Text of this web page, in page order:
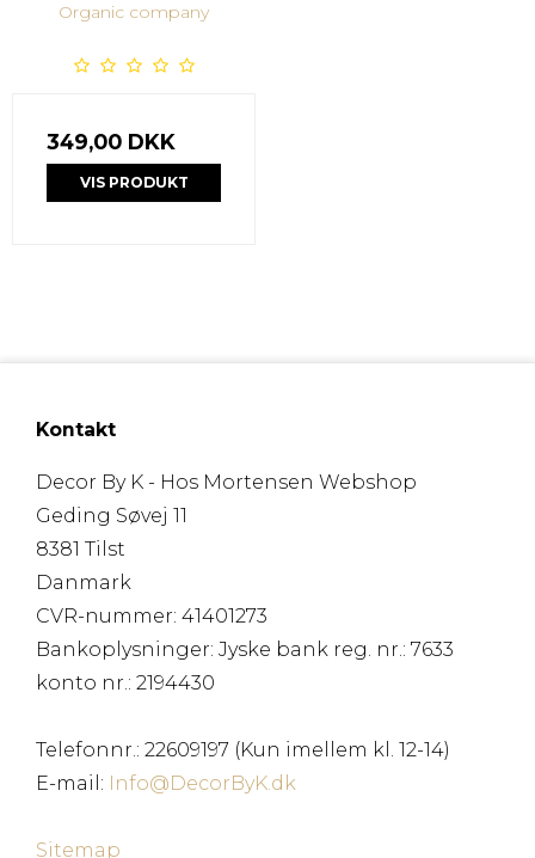
Organic company
349,00 DKK
VIS PRODUKT
Kontakt
Decor By K - Hos Mortensen Webshop
Geding Søvej 11
8381 Tilst
Danmark
CVR-nummer: 41401273
Bankoplysninger: Jyske bank reg. nr.: 7633
konto nr.: 2194430
Telefonnr.: 22609197 (Kun imellem kl. 12-14)
E-mail : Info@DecorByK.dk
Sitemap